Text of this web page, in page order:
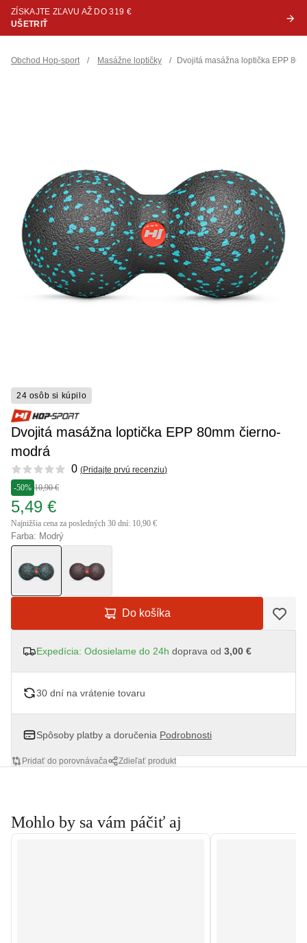
ZÍSKAJTE ZĽAVU AŽ DO 319 €
UŠETRIŤ
Obchod Hop-sport / Masážne loptičky / Dvojitá masážna loptička EPP
24 osôb si kúpilo
Dvojitá masážna loptička EPP 80mm čierno-
modrá
Reviews 0 (Pridajte prvú recenziu)
-50% 10,90 €
5,49 €
Najnižšia cena za posledných 30 dní: 10,90 €
Farba: Modrý
Do košíka
Expedícia: Odosielame do 24h doprava od 3,00 €
30 dní na vrátenie tovaru
Spôsoby platby a doručenia Podrobnosti
Pridať do porovnávača Zdieľať produkt
Mohlo by sa vám páčiť aj